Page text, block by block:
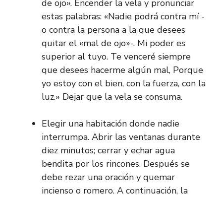
de ojo». Encender la vela y pronunciar
estas palabras: «Nadie podrá contra mí -
o contra la persona a la que desees
quitar el «mal de ojo»-. Mi poder es
superior al tuyo. Te venceré siempre
que desees hacerme algún mal, Porque
yo estoy con el bien, con la fuerza, con la
luz.» Dejar que la vela se consuma.
Elegir una habitación donde nadie
interrumpa. Abrir las ventanas durante
diez minutos; cerrar y echar agua
bendita por los rincones. Después se
debe rezar una oración y quemar
incienso o romero. A continuación, la